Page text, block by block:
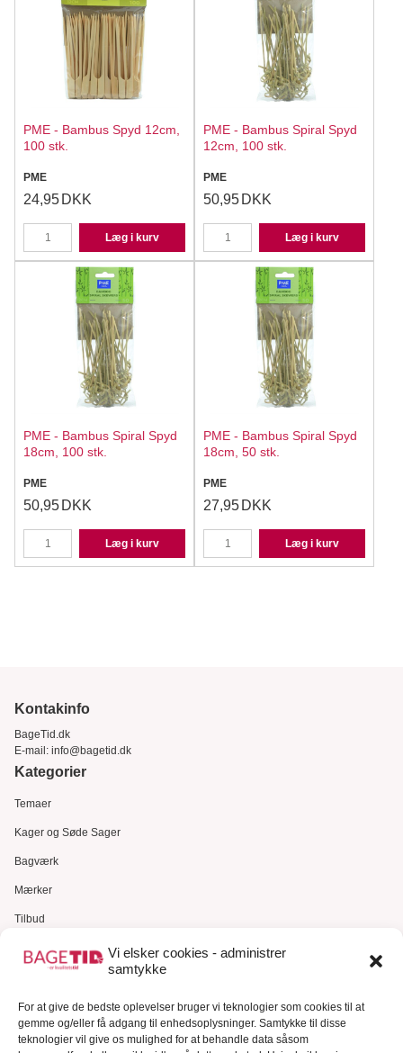
Vi elsker cookies - administrer
samtykke
For at give de bedste oplevelser bruger vi teknologier som cookies til at
gemme og/eller få adgang til enhedsoplysninger. Samtykke til disse
teknologier vil give os mulighed for at behandle data såsom
PME - Bambus Spyd 12cm,
100 stk.
PME
24,95 DKK
Læg i kurv
PME - Bambus Spiral Spyd
12cm, 100 stk.
PME
50,95 DKK
Læg i kurv
PME - Bambus Spiral Spyd
18cm, 100 stk.
PME
50,95 DKK
Læg i kurv
PME - Bambus Spiral Spyd
18cm, 50 stk.
PME
27,95 DKK
Læg i kurv
Kontakinfo
BageTid.dk
E-mail: info@bagetid.dk
Kategorier
Temaer
Kager og Søde Sager
Bagværk
Mærker
Tilbud
Gavekort
Kundeservice
Kundeservice
FAQ – Ofte stillede spørgsmål